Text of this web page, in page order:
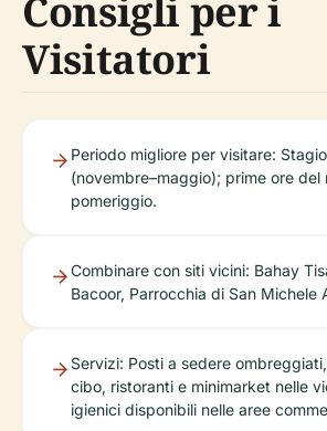
Consigli per i
Visitatori
Periodo migliore per visitare:
(novembre–maggio); prime ore
pomeriggio.
Combinare con siti vicini: Bahay
Bacoor, Parrocchia di San Michele
Servizi: Posti a sedere
cibo, ristoranti e minimarket nelle
igienici disponibili nelle aree